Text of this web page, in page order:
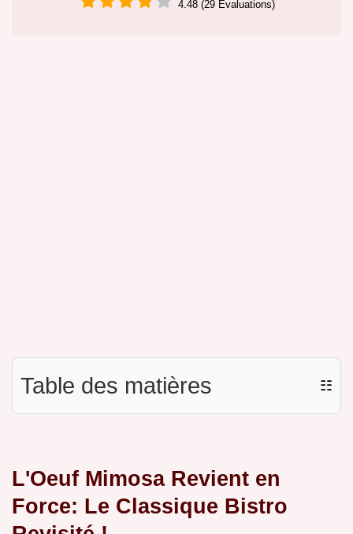
4.48 (29 Évaluations)
Table des matières ☷
L'Oeuf Mimosa Revient en
Force: Le Classique Bistro